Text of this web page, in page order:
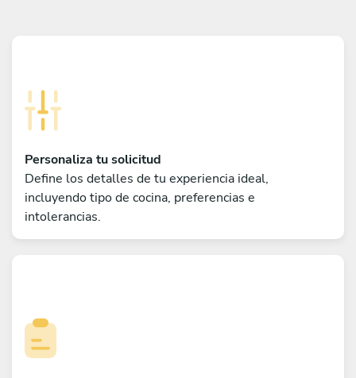
Personaliza tu solicitud
Define los detalles de tu experiencia ideal,
incluyendo tipo de cocina, preferencias e
intolerancias.